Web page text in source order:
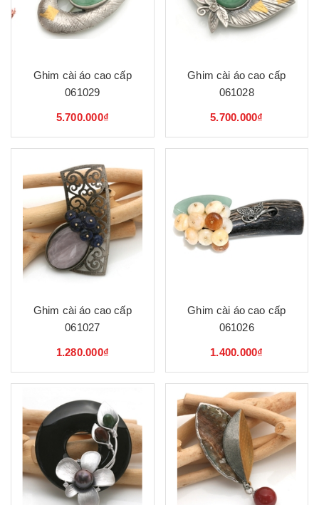
Ghim cài áo cao cấp
061029
5.700.000₫
Ghim cài áo cao cấp
061028
5.700.000₫
Ghim cài áo cao cấp
061027
1.280.000₫
Ghim cài áo cao cấp
061026
1.400.000₫